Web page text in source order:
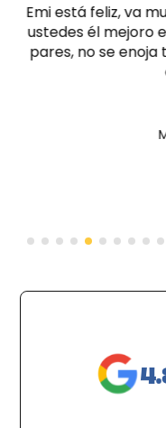
Emi está feliz, va
ustedes él mejoro
pares, no se enoja